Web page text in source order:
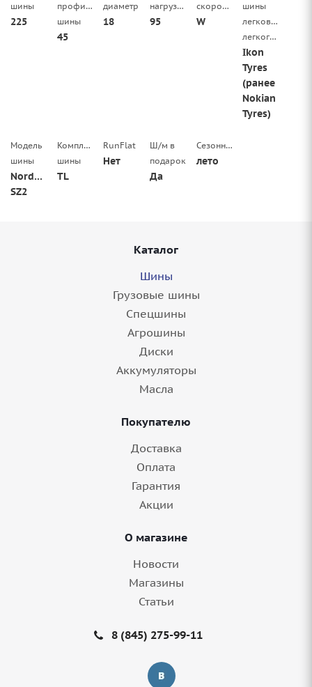
шины
225
профиля
шины
45
диаметр
18
нагрузки
95
скорости
W
шины
легковой/
легкогрузовой
Ikon
Tyres
(ранее
Nokian
Tyres)
Модель
шины
Nordman
SZ2
Комплектация
шины
TL
RunFlat
Нет
Ш/м в
подарок
Да
Сезонность
лето
Каталог
Шины
Грузовые шины
Спецшины
Агрошины
Диски
Аккумуляторы
Масла
Покупателю
Доставка
Оплата
Гарантия
Акции
О магазине
Новости
Магазины
Статьи
8 (845) 275-99-11